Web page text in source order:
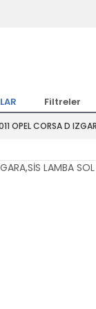
Kal!
Filtreler
OPEL CORSA D